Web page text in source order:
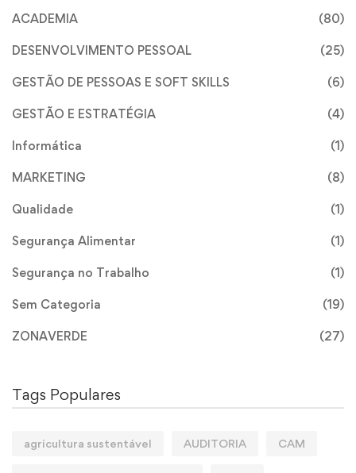
ACADEMIA (80)
DESENVOLVIMENTO PESSOAL (25)
GESTÃO DE PESSOAS E SOFT SKILLS (6)
GESTÃO E ESTRATÉGIA (4)
Informática (1)
MARKETING (8)
Qualidade (1)
Segurança Alimentar (1)
Segurança no Trabalho (1)
Sem Categoria (19)
ZONAVERDE (27)
Tags Populares
agricultura sustentável AUDITORIA CAM